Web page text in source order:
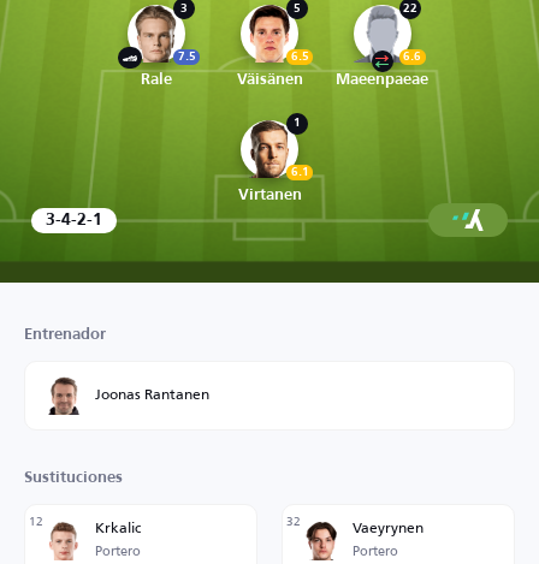
3
7.5
Rale
5
6.5
Väisänen
22
6.6
Maeenpaeae
1
6.1
Virtanen
3-4-2-1
Entrenador
Joonas Rantanen
Sustituciones
12 Krkalic
Portero
32 Vaeyrynen
Portero